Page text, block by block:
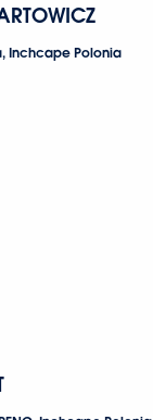
Inchcape Polonia